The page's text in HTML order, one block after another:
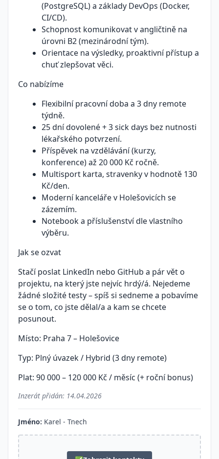
(PostgreSQL) a základy DevOps (Docker,
CI/CD).
Schopnost komunikovat v angličtině na
úrovni B2 (mezinárodní tým).
Orientace na výsledky, proaktivní přístup a
chuť zlepšovat věci.
Co nabízíme
Flexibilní pracovní doba a 3 dny remote
týdně.
25 dní dovolené + 3 sick days bez nutnosti
lékařského potvrzení.
Příspěvek na vzdělávání (kurzy,
konference) až 20 000 Kč ročně.
Multisport karta, stravenky v hodnotě 130
Kč/den.
Moderní kanceláře v Holešovicích se
zázemím.
Notebook a příslušenství dle vlastního
výběru.
Jak se ozvat
Stačí poslat LinkedIn nebo GitHub a pár vět o
projektu, na který jste nejvíc hrdý/á. Nejedeme
žádné složité testy – spíš si sedneme a pobavíme
se o tom, co jste dělal/a a kam se chcete
posunout.
Místo: Praha 7 – Holešovice
Typ: Plný úvazek / Hybrid (3 dny remote)
Plat: 90 000 – 120 000 Kč / měsíc (+ roční bonus)
Inzerát přidán: 14.04.2026
Jméno: Karel - Tnech